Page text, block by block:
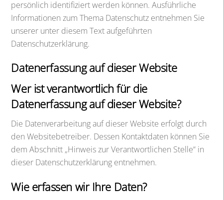
persönlich identifiziert werden können. Ausführliche
Informationen zum Thema Datenschutz entnehmen Sie
unserer unter diesem Text aufgeführten
Datenschutzerklärung.
Datenerfassung auf dieser Website
Wer ist verantwortlich für die
Datenerfassung auf dieser Website?
Die Datenverarbeitung auf dieser Website erfolgt durch
den Websitebetreiber. Dessen Kontaktdaten können Sie
dem Abschnitt „Hinweis zur Verantwortlichen Stelle“ in
dieser Datenschutzerklärung entnehmen.
Wie erfassen wir Ihre Daten?